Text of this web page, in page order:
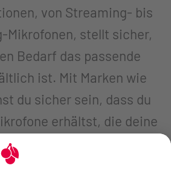
von Streaming- bis
Mikrofonen, stellt sicher,
Bedarf das passende
ist. Mit Marken wie
du sicher sein, dass du
erhältst, die deine
auf die nächste Stufe
richtige Mikrofon und